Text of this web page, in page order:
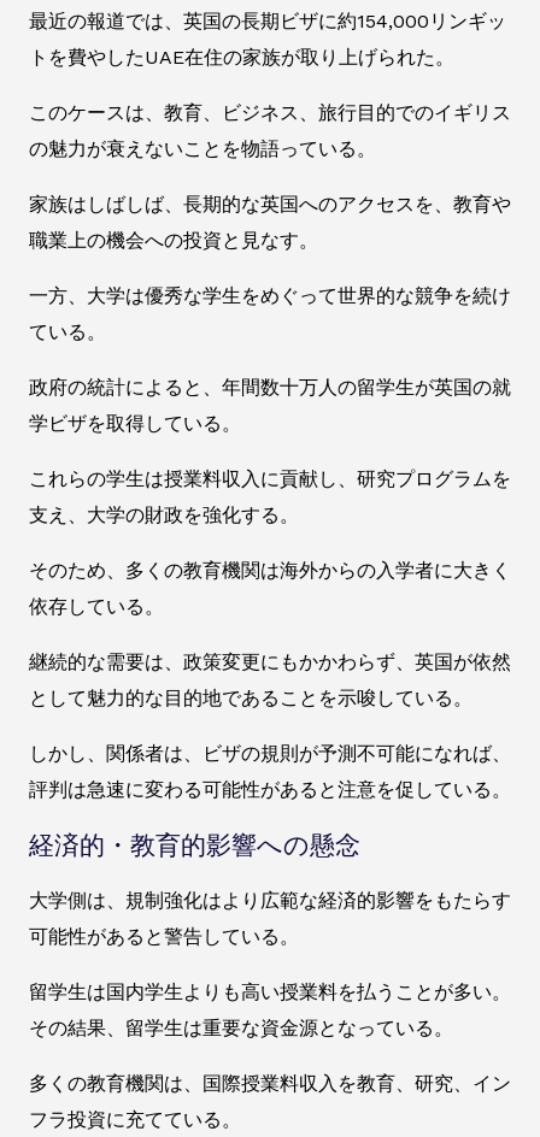
最近の報道では、英国の長期ビザに約154,000リンギッ
トを費やしたUAE在住の家族が取り上げられた。
このケースは、教育、ビジネス、旅行目的でのイギリス
の魅力が衰えないことを物語っている。
家族はしばしば、長期的な英国へのアクセスを、教育や
職業上の機会への投資と見なす。
一方、大学は優秀な学生をめぐって世界的な競争を続け
ている。
政府の統計によると、年間数十万人の留学生が英国の就
学ビザを取得している。
これらの学生は授業料収入に貢献し、研究プログラムを
支え、大学の財政を強化する。
そのため、多くの教育機関は海外からの入学者に大きく
依存している。
継続的な需要は、政策変更にもかかわらず、英国が依然
として魅力的な目的地であることを示唆している。
しかし、関係者は、ビザの規則が予測不可能になれば、
評判は急速に変わる可能性があると注意を促している。
経済的・教育的影響への懸念
大学側は、規制強化はより広範な経済的影響をもたらす
可能性があると警告している。
留学生は国内学生よりも高い授業料を払うことが多い。
その結果、留学生は重要な資金源となっている。
多くの教育機関は、国際授業料収入を教育、研究、イン
フラ投資に充てている。